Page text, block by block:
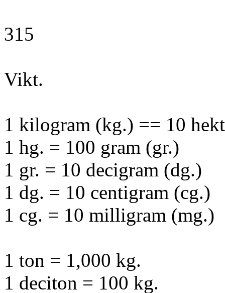
315
Vikt.
1 kilogram (kg.) == 10
1 hg. = 100 gram (gr.)
1 gr. = 10 decigram (dg.)
1 dg. = 10 centigram (cg.)
1 cg. = 10 milligram (mg.)
1 ton = 1,000 kg.
1 deciton = 100 kg.